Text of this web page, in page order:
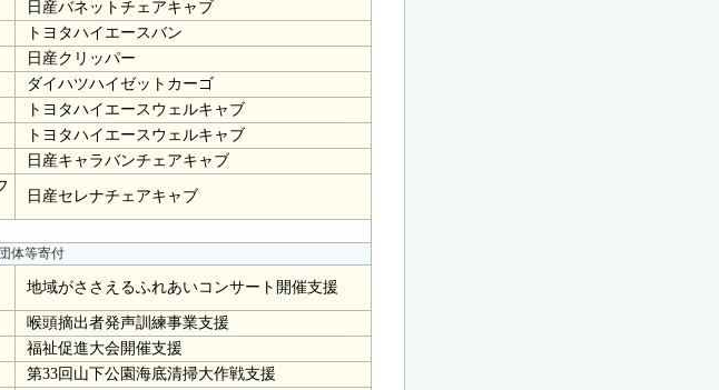
日産バネットチェアキャブ
トヨタハイエースバン
日産クリッパー
ダイハツハイゼットカーゴ
トヨタハイエースウェルキャブ
トヨタハイエースウェルキャブ
日産キャラバンチェアキャブ
日産セレナチェアキャブ
体等寄付
地域がささえるふれあいコンサート開催支援
喉頭摘出者発声訓練事業支援
福祉促進大会開催支援
第33回山下公園海底清掃大作戦支援